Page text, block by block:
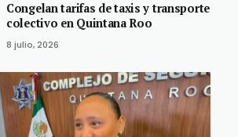
Congelan tarifas de taxis y transporte
colectivo en Quintana Roo
8 julio, 2026